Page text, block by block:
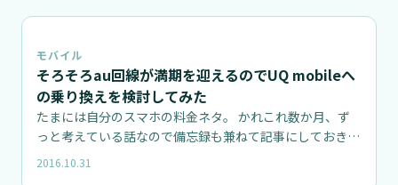
モバイル
そろそろau回線が満期を迎えるのでUQ mobileへ
の乗り換えを検討してみた
たまには自分のスマホの料金ネタ。 かれこれ数か月、ず
っと考えている話なので備忘録も兼ねて記事にしておきま
す。 多分似たよ…
2016.10.31